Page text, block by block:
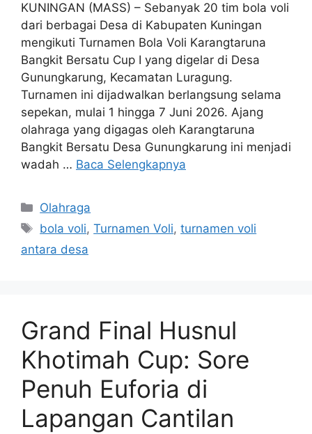
KUNINGAN (MASS) – Sebanyak 20 tim bola voli
dari berbagai Desa di Kabupaten Kuningan
mengikuti Turnamen Bola Voli Karangtaruna
Bangkit Bersatu Cup I yang digelar di Desa
Gunungkarung, Kecamatan Luragung.
Turnamen ini dijadwalkan berlangsung selama
sepekan, mulai 1 hingga 7 Juni 2026. Ajang
olahraga yang digagas oleh Karangtaruna
Bangkit Bersatu Desa Gunungkarung ini menjadi
wadah … Baca Selengkapnya
Kategori
Olahraga
Tag
bola voli,Turnamen Voli,turnamen voli
antara desa
Grand Final Husnul
Khotimah Cup: Sore
Penuh Euforia di
Lapangan Cantilan